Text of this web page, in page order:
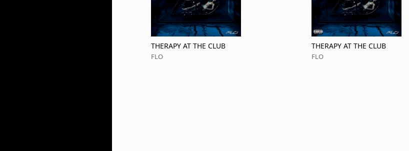
THERAPY AT THE CLUB
FLO
THERAPY AT THE CLUB
FLO